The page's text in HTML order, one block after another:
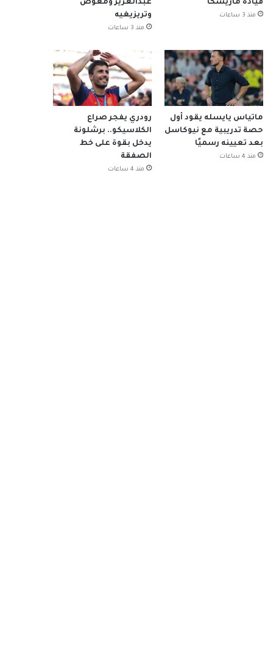
قيادة ماريسكا
منذ 3 ساعات
عبدالعزيز ومعوض
وتريزيغيه
منذ 3 ساعات
ماتياس يايسله يقود أول
حصة تدريبية مع نيوكاسل
بعد تعيينه رسميًا
منذ 4 ساعات
رودري يفجر صراع
الكلاسيكو.. برشلونة
يدخل بقوة على خط
الصفقة
منذ 4 ساعات